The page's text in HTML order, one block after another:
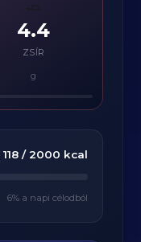
4.4
ZSÍR
g
118/ 2000 kcal
6% a napi célodból